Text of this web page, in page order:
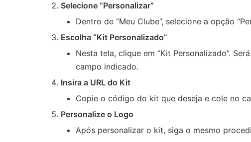
Selecione “Personalizar”
Dentro de “Meu Clube”, selecione a opção
Escolha “Kit Personalizado”
Nesta tela, clique em “Kit Personalizado”.
campo indicado.
Insira a URL do Kit
Copie o código do kit que deseja e cole no
Personalize o Logo
Após personalizar o kit, siga o mesmo